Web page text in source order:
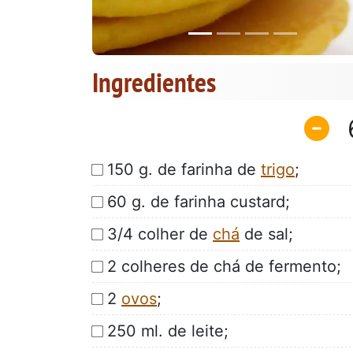
Ingredientes
150 g. de farinha de trigo;
60 g. de farinha custard;
3/4 colher de chá de sal;
2 colheres de chá de fermento;
2 ovos;
250 ml. de leite;